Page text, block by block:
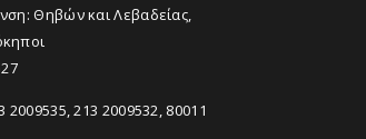
Θηβών και Λεβαδείας,
2009535, 213 2009532, 80011